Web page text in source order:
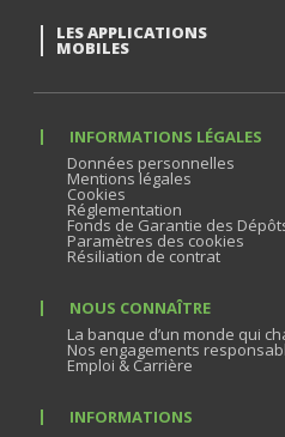
LES APPLICATIONS
MOBILES
INFORMATIONS LÉGALES
Données personnelles
Mentions légales
Cookies
Réglementation
Fonds de Garantie des
Paramètres des cookies
Résiliation de contrat
NOUS CONNAÎTRE
La banque d’un monde qui
Nos engagements
Emploi & Carrière
INFORMATIONS